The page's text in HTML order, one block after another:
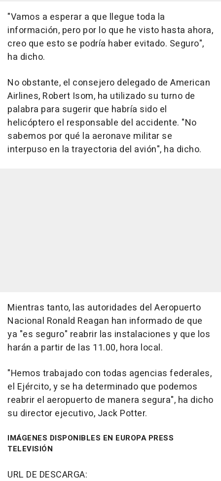
"Vamos a esperar a que llegue toda la
información, pero por lo que he visto hasta ahora,
creo que esto se podría haber evitado. Seguro",
ha dicho.
No obstante, el consejero delegado de American
Airlines, Robert Isom, ha utilizado su turno de
palabra para sugerir que habría sido el
helicóptero el responsable del accidente. "No
sabemos por qué la aeronave militar se
interpuso en la trayectoria del avión", ha dicho.
Mientras tanto, las autoridades del Aeropuerto
Nacional Ronald Reagan han informado de que
ya "es seguro" reabrir las instalaciones y que los
harán a partir de las 11.00, hora local.
"Hemos trabajado con todas agencias federales,
el Ejército, y se ha determinado que podemos
reabrir el aeropuerto de manera segura", ha dicho
su director ejecutivo, Jack Potter.
IMÁGENES DISPONIBLES EN EUROPA PRESS
TELEVISIÓN
URL DE DESCARGA: